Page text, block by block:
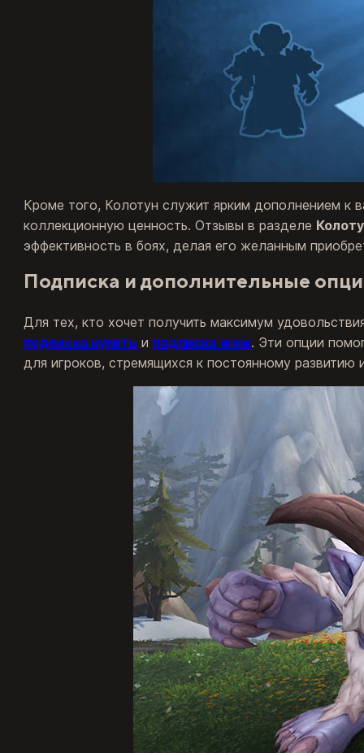
Кроме того, Колотун служит ярким дополнением к
коллекционную ценность. Отзывы в разделе
эффективность в боях, делая его желанным
Подписка и дополнительные
Для тех, кто хочет получить максимум
подписка купить и подписка wow. Эти опции
для игроков, стремящихся к постоянному